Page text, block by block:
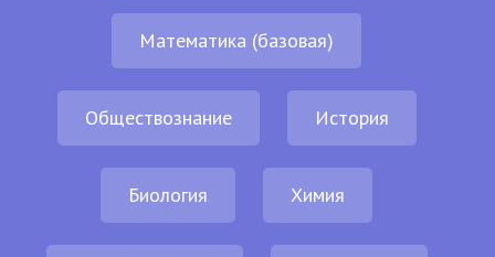
Математика (базовая)
Обществознание История
Биология Химия